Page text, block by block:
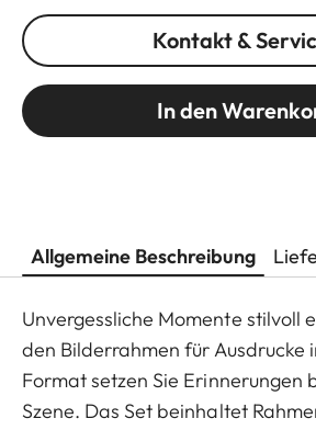
Kontakt &
In den
Allgemeine Beschreibung
Unvergessliche Momente stilvoll
den Bilderrahmen für Ausdrucke
Format setzen Sie Erinnerungen
Szene. Das Set beinhaltet